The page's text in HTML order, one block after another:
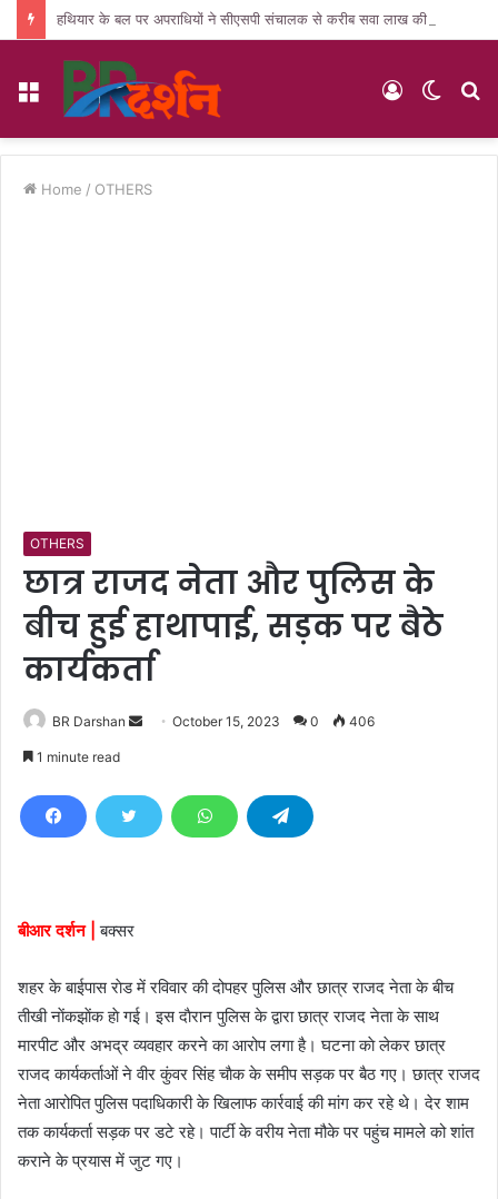
Menu
Switch
Log
Home / OTHERS
OTHERS
छात्र राजद नेता और पुलिस के
बीच हुई हाथापाई, सड़क पर बैठे
कार्यकर्ता
BR Darshan
d
l
October 15, 2023 0 406
1 minute read
बीआर दर्शन | बक्सर
शहर के बाईपास राेड में रविवार की दोपहर पुलिस और छात्र राजद नेता के बीच
तीखी नाेंकझाेंक हाे गई। इस दाैरान पुलिस के द्वारा छात्र राजद नेता के साथ
मारपीट और अभद्र व्यवहार करने का आरोप लगा है। घटना काे लेकर छात्र
राजद कार्यकर्ताओं ने वीर कुंवर सिंह चाैक के समीप सड़क पर बैठ गए। छात्र राजद
नेता आरोपित पुलिस पदाधिकारी के खिलाफ कार्रवाई की मांग कर रहे थे। देर शाम
तक कार्यकर्ता सड़क पर डटे रहे। पार्टी के वरीय नेता मौके पर पहुंच मामले को शांत
कराने के प्रयास में जुट गए।